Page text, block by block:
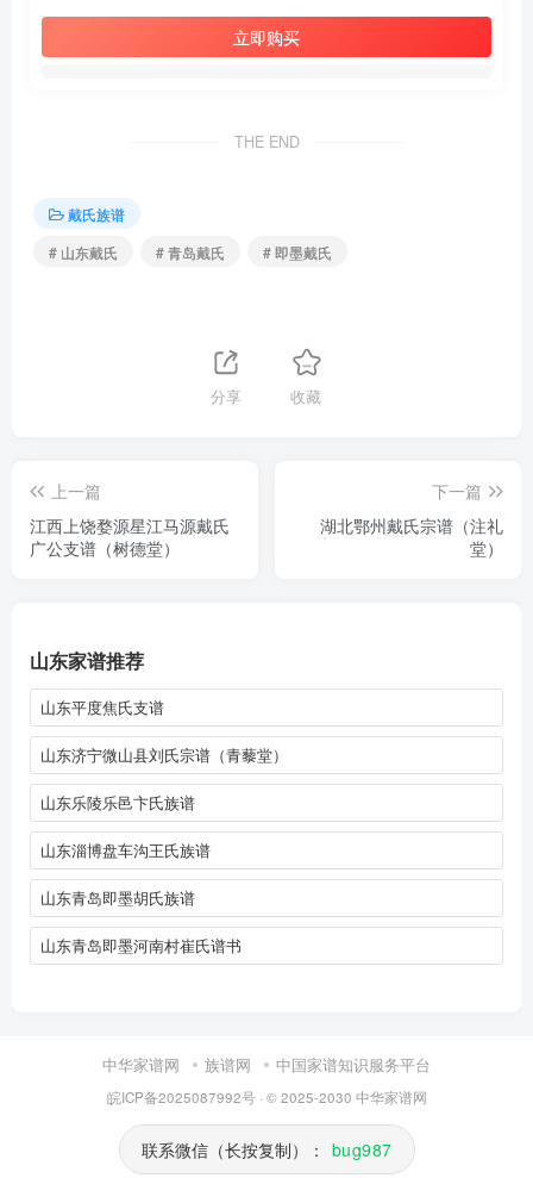
立即购买
THE END
戴氏族谱
# 山东戴氏
# 青岛戴氏 # 即墨戴氏
分享 收藏
上一篇
江西上饶婺源星江马源戴氏
广公支谱（树德堂）
下一篇
湖北鄂州戴氏宗谱（注礼
堂）
山东家谱推荐
山东平度焦氏支谱
山东济宁微山县刘氏宗谱（青藜堂）
山东乐陵乐邑卞氏族谱
山东淄博盘车沟王氏族谱
山东青岛即墨胡氏族谱
山东青岛即墨河南村崔氏谱书
中华家谱网 族谱网 中国家谱知识服务平台
皖ICP备2025087992号· © 2025-2030 中华家谱网
联系微信（长按复制）： bug987